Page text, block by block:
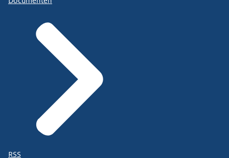
RSS